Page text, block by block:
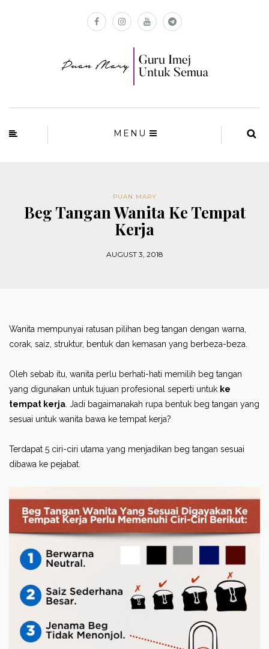
MENU
PUAN MARY
Beg Tangan Wanita Ke Tempat
Kerja
AUGUST 3, 2018
Wanita mempunyai ratusan pilihan beg tangan dengan warna,
corak, saiz, struktur, bentuk dan kemasan yang berbeza-beza.
Oleh sebab itu, wanita perlu berhati-hati memilih beg tangan
yang digunakan untuk tujuan profesional seperti untuk ke
tempat kerja . Jadi bagaimanakah rupa bentuk beg tangan yang
sesuai untuk wanita bawa ke tempat kerja?
Terdapat 5 ciri-ciri utama yang menjadikan beg tangan sesuai
dibawa ke pejabat.